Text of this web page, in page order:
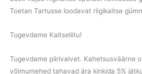
Toetan Tartusse loodavat riigikaitse
Tugevdame Kaitseliitu!
Tugevdame piirivalvet. Kahetsusväärne
võimumehed tahavad ära kinkida 5%